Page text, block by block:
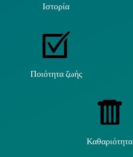
Ιστορία
Ποιότητα ζωής
Καθαριότητα